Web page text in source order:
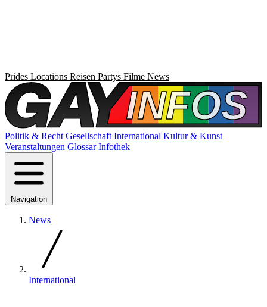
Prides Locations Reisen Partys Filme News
Politik & Recht Gesellschaft International Kultur & Kunst
Veranstaltungen GlossarInfothek
Navigation
News
International